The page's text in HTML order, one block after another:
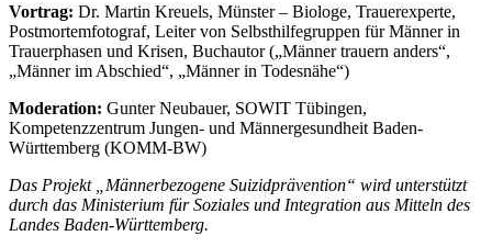
Vortrag: Dr. Martin Kreuels, Münster – Biologe, Trauerexperte,
Postmortemfotograf, Leiter von Selbsthilfegruppen für Männer in
Trauerphasen und Krisen, Buchautor („Männer trauern anders“,
„Männer im Abschied“, „Männer in Todesnähe“)
Moderation: Gunter Neubauer, SOWIT Tübingen,
Kompetenzzentrum Jungen- und Männergesundheit Baden-
Württemberg (KOMM-BW)
Das Projekt „Männerbezogene Suizidprävention“ wird unterstützt
durch das Ministerium für Soziales und Integration aus Mitteln des
Landes Baden-Württemberg.